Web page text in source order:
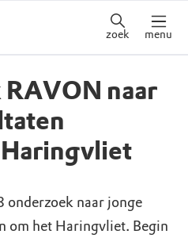
zoek menu
naar
onderzoek naar jonge
om het Haringvliet. Begin